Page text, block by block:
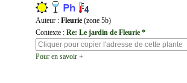
Auteur : Fleurie (zone 5b)
Contexte : Re: Le jardin de Fleurie *
Pour en savoir +